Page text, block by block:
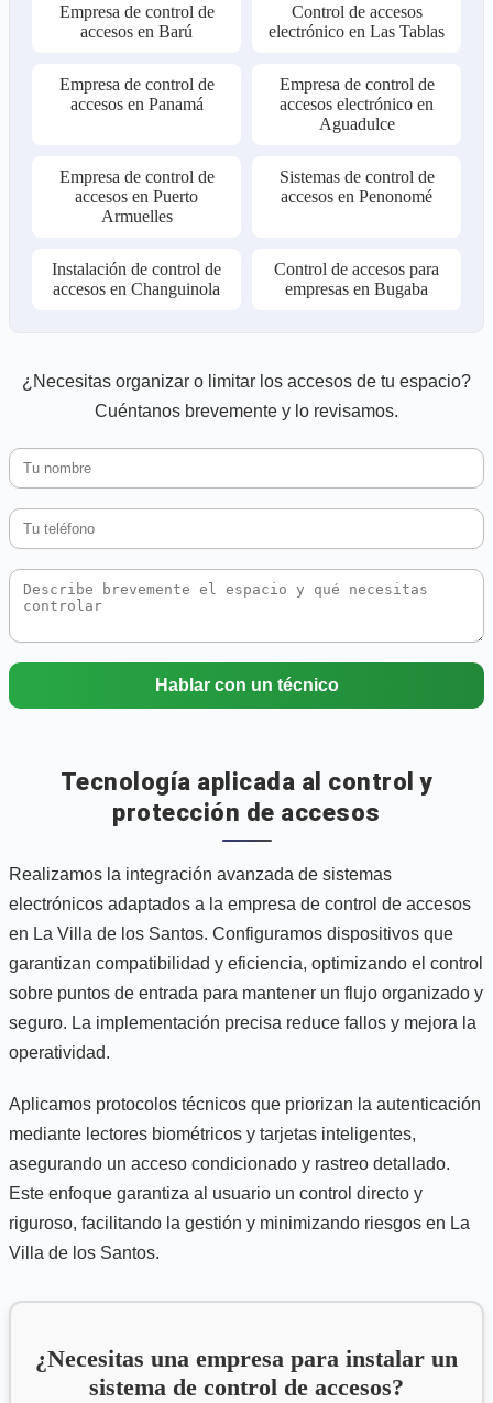
Empresa de control de
accesos en Barú
Control de accesos
electrónico en Las Tablas
Empresa de control de
accesos en Panamá
Empresa de control de
accesos electrónico en
Aguadulce
Empresa de control de
accesos en Puerto
Armuelles
Sistemas de control de
accesos en Penonomé
Instalación de control de
accesos en Changuinola
Control de accesos para
empresas en Bugaba
¿Necesitas organizar o limitar los accesos de tu espacio?
Cuéntanos brevemente y lo revisamos.
Hablar con un técnico
Tecnología aplicada al control y
protección de accesos
Realizamos la integración avanzada de sistemas
electrónicos adaptados a la empresa de control de accesos
en La Villa de los Santos. Configuramos dispositivos que
garantizan compatibilidad y eficiencia, optimizando el control
sobre puntos de entrada para mantener un flujo organizado y
seguro. La implementación precisa reduce fallos y mejora la
operatividad.
Aplicamos protocolos técnicos que priorizan la autenticación
mediante lectores biométricos y tarjetas inteligentes,
asegurando un acceso condicionado y rastreo detallado.
Este enfoque garantiza al usuario un control directo y
riguroso, facilitando la gestión y minimizando riesgos en La
Villa de los Santos.
¿Necesitas una empresa para instalar un
sistema de control de accesos?